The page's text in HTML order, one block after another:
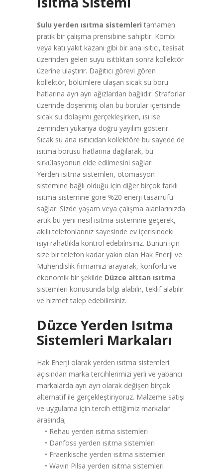
Sulu yerden ısıtma sistemleri tamamen
pratik bir çalışma prensibine sahiptir. Kombi
veya katı yakıt kazanı gibi bir ana ısıtıcı, tesisat
üzerinden gelen suyu ısıttıktan sonra kollektör
üzerine ulaştırır. Dağıtıcı görevi gören
kollektör, bölümlere ulaşan sıcak su boru
hatlarına ayrı ayrı ağızlardan bağlıdır. Straforlar
üzerinde döşenmiş olan bu borular içerisinde
sıcak su dolaşımı gerçekleşirken, ısı ise
zeminden yukarıya doğru yayılım gösterir.
Sıcak su ana ısıtıcıdan kollektöre bu sayede de
ısıtma borusu hatlarına dağılarak, bu
sirkülasyonun elde edilmesini sağlar.
Yerden ısıtma sistemleri, otomasyon
sistemine bağlı olduğu için diğer birçok farklı
ısıtma sistemine göre %20 enerji tasarrufu
sağlar. Sizde yaşam veya çalışma alanlarınızda
artık bu yeni nesil ısıtma sistemine geçerek,
akıllı telefonlarınız sayesinde ev içerisindeki
ısıyı rahatlıkla kontrol edebilirsiniz. Bunun için
size bir telefon kadar yakın olan Hak Enerji ve
Mühendislik firmamızı arayarak, konforlu ve
ekonomik bir şekilde Düzce alttan ısıtma
sistemleri konusunda bilgi alabilir, teklif alabilir
ve hizmet talep edebilirsiniz.
Düzce Yerden Isıtma
Sistemleri Markaları
Hak Enerji olarak yerden ısıtma sistemleri
açısından marka tercihlerimizi yerli ve yabancı
markalarda ayrı ayrı olarak değişen birçok
alternatif ile gerçekleştiriyoruz. Malzeme satışı
ve uygulama için tercih ettiğimiz markalar
arasında;
• Rehau yerden ısıtma sistemleri
• Danfoss yerden ısıtma sistemleri
• Fraenkische yerden ısıtma sistemleri
• Wavin Pilsa yerden ısıtma sistemleri